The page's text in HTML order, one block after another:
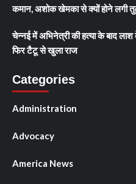
कमान, अशोक खेमका से क्यों होने लगी
चेन्नई में अभिनेत्री की हत्या के बाद
फिर टैटू से खुला राज
Categories
Administration
Advocacy
America News